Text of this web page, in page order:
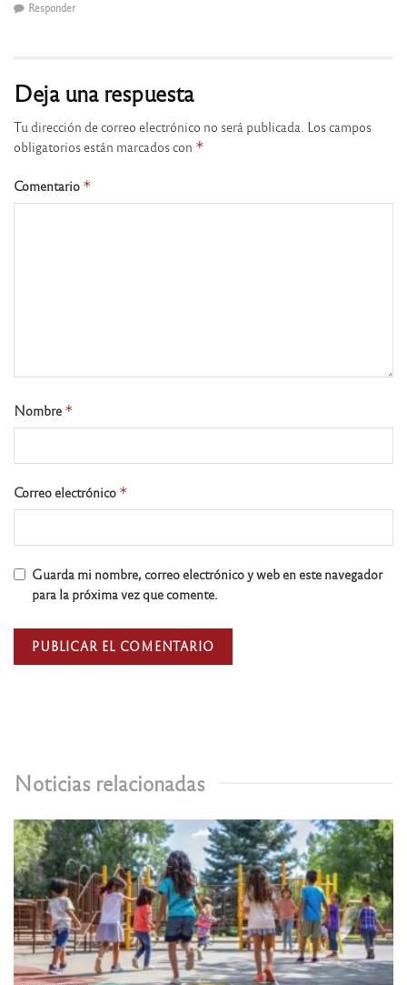
Noticias relacionadas
Responder
Deja una respuesta
Tu dirección de correo electrónico no será publicada. Los campos
obligatorios están marcados con *
Comentario *
Nombre *
Correo electrónico *
Guarda mi nombre, correo electrónico y web en este navegador
para la próxima vez que comente.